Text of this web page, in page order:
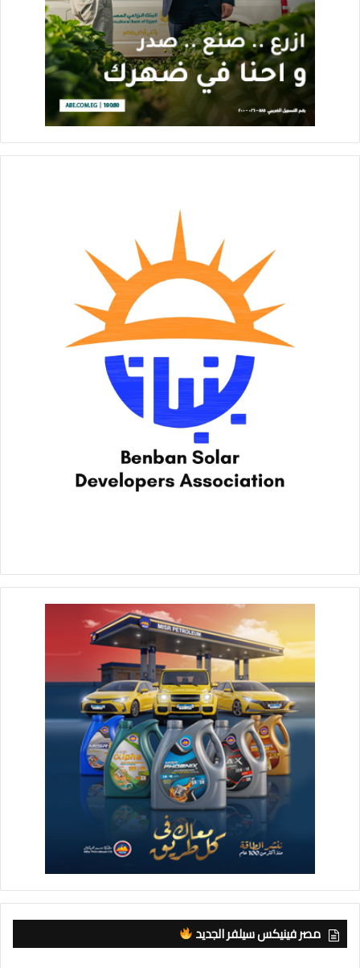
مصر فينيكس سيلفر الجديد